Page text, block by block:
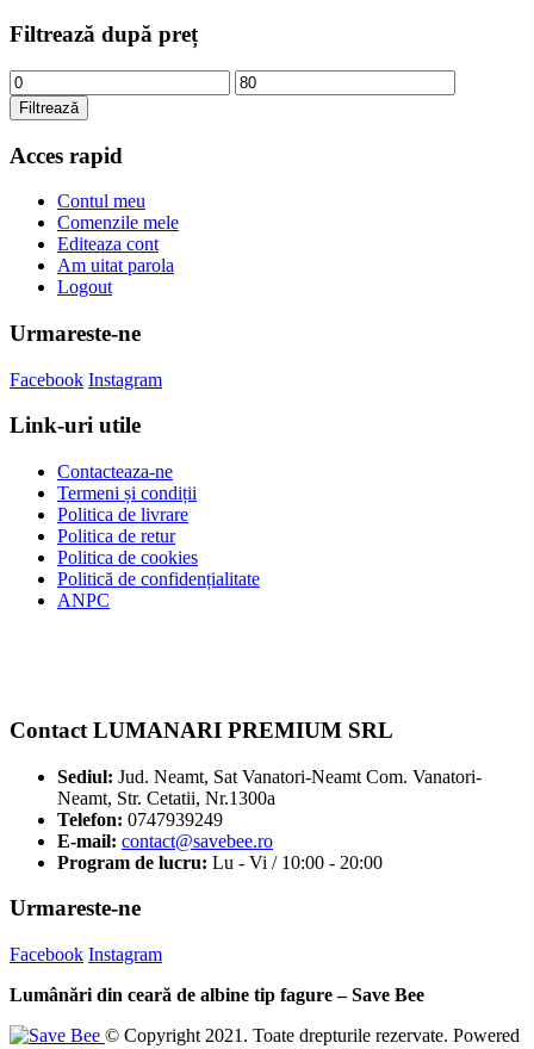
Filtrează după preț
Preț
minim
Preț
maxim
Filtrează
Acces rapid
Contul meu
Comenzile mele
Editeaza cont
Am uitat parola
Logout
Urmareste-ne
Facebook Instagram
Link-uri utile
Contacteaza-ne
Termeni și condiții
Politica de livrare
Politica de retur
Politica de cookies
Politică de confidențialitate
ANPC
Contact LUMANARI PREMIUM SRL
Sediul: Jud. Neamt, Sat Vanatori-Neamt Com. Vanatori-
Neamt, Str. Cetatii, Nr.1300a
Telefon: 0747939249
E-mail: contact@savebee.ro
Program de lucru: Lu - Vi / 10:00 - 20:00
Urmareste-ne
Facebook Instagram
Lumânări din ceară de albine tip fagure – Save Bee
© Copyright 2021. Toate drepturile rezervate. Powered